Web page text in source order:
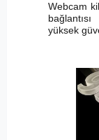
Webcam
yüksek